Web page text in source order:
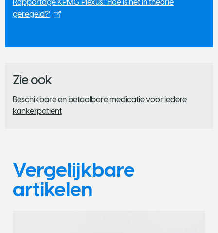
Rapportage KPMG Plexus: 'Hoe is het in theorie
geregeld?'
Zie ook
Beschikbare en betaalbare medicatie voor iedere
kankerpatiënt
Vergelijkbare
artikelen